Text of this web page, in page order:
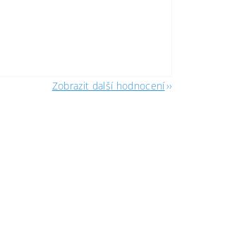
Zobrazit další hodnocení